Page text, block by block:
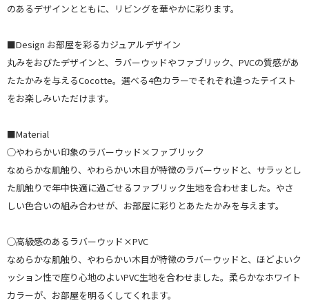
のあるデザインとともに、リビングを華やかに彩ります。
■Design お部屋を彩るカジュアルデザイン
丸みをおびたデザインと、ラバーウッドやファブリック、PVCの質感があ
たたかみを与えるCocotte。選べる4色カラーでそれぞれ違ったテイスト
をお楽しみいただけます。
■Material
◯やわらかい印象のラバーウッド×ファブリック
なめらかな肌触り、やわらかい木目が特徴のラバーウッドと、サラッとし
た肌触りで年中快適に過ごせるファブリック生地を合わせました。やさ
しい色合いの組み合わせが、お部屋に彩りとあたたかみを与えます。
◯高級感のあるラバーウッド×PVC
なめらかな肌触り、やわらかい木目が特徴のラバーウッドと、ほどよいク
ッション性で座り心地のよいPVC生地を合わせました。柔らかなホワイト
カラーが、お部屋を明るくしてくれます。